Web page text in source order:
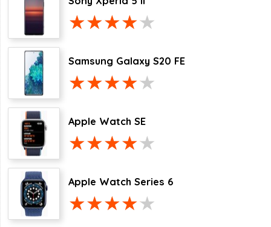
Samsung Galaxy S20 FE
Apple Watch SE
Apple Watch Series 6